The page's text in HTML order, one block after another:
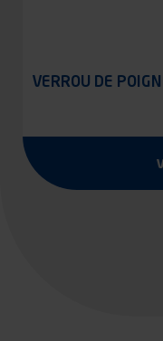
VERROU DE